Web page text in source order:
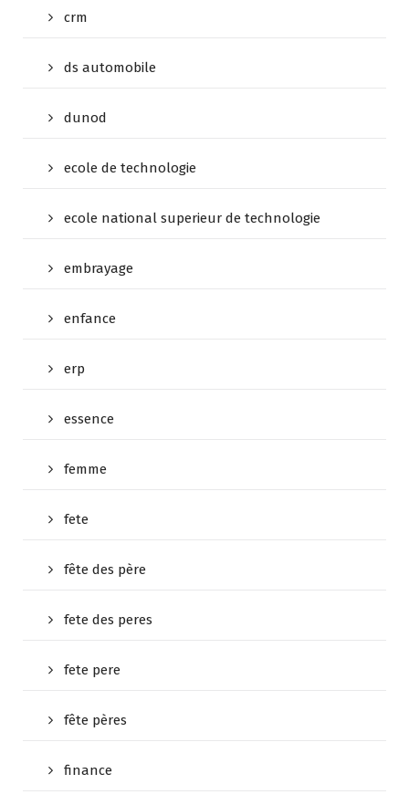
crm
ds automobile
dunod
ecole de technologie
ecole national superieur de technologie
embrayage
enfance
erp
essence
femme
fete
fête des père
fete des peres
fete pere
fête pères
finance